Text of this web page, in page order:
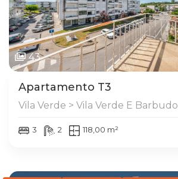
43
Apartamento T3
Vila Verde > Vila Verde E Barbudo
3 2 118,00 m²